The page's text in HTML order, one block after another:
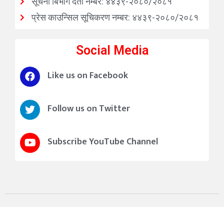
प्रेस काउन्सिल सूचिकरण नम्बर: ४४३९-२०८०/२०८१
Social Media
Like us on Facebook
Follow us on Twitter
Subscribe YouTube Channel